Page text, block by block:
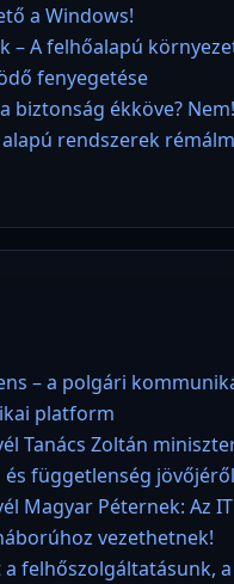
a Windows!
– A felhőalapú
fenyegetése
biztonság ékköve? Nem!
alapú rendszerek
– a polgári
platform
Tanács Zoltán
és függetlenség
Magyar Péternek: Az
vezethetnek!
felhőszolgáltatásunk, a